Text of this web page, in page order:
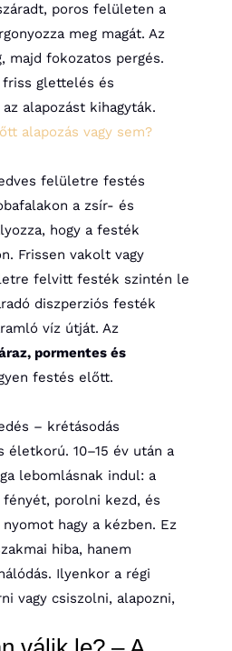
poros felületen a
meg magát. Az
majd fokozatos pergés.
glettelés és
alapozást kihagyták.
alapozás vagy sem?
felületre festés
a zsír- és
hogy a festék
Frissen vakolt vagy
felvitt festék szintén le
diszperziós festék
víz útját. Az
pormentes és
festés előtt.
– krétásodás
életkorú. 10–15 év után a
lebomlásnak indul: a
porolni kezd, és
hagy a kézben. Ez
hiba, hanem
Ilyenkor a régi
vagy csiszolni, alapozni,